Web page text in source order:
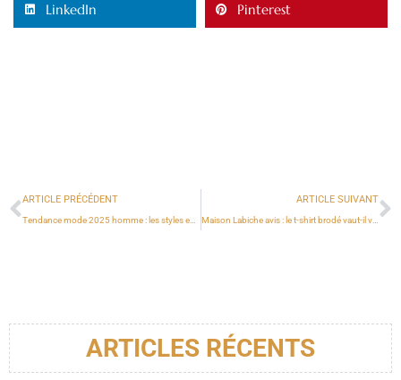
LinkedIn Pinterest
ARTICLE PRÉCÉDENT ARTICLE SUIVANT
Maison Labiche avis : le t-shirt brodé vaut-il vraiment son prix ?
ARTICLES RÉCENTS